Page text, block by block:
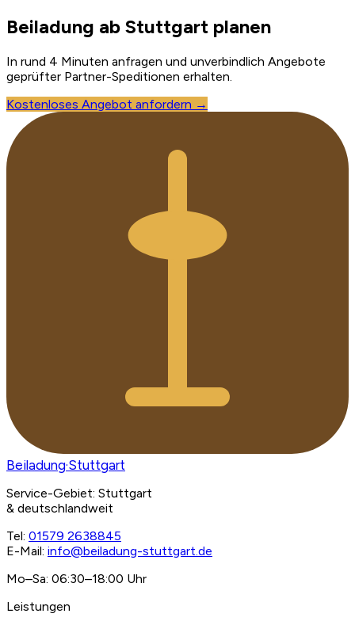
Beiladung ab Stuttgart planen
In rund 4 Minuten anfragen und unverbindlich Angebote
geprüfter Partner-Speditionen erhalten.
Kostenloses Angebot anfordern →
Beiladung·Stuttgart
Service-Gebiet: Stuttgart
& deutschlandweit
Tel: 01579 2638845
E-Mail: info@beiladung-stuttgart.de
Mo–Sa: 06:30–18:00 Uhr
Leistungen